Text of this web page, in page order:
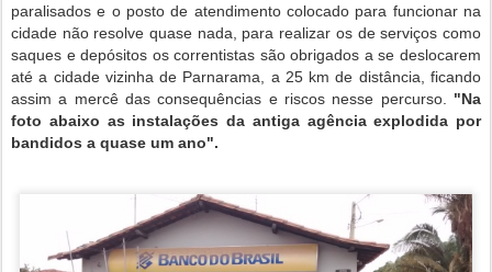
paralisados e o posto de atendimento colocado para funcionar na
cidade não resolve quase nada, para realizar os de serviços como
saques e depósitos os correntistas são obrigados a se deslocarem
até a cidade vizinha de Parnarama, a 25 km de distância, ficando
assim a mercê das consequências e riscos nesse percurso.
"Na
foto abaixo as instalações da antiga agência explodida por
bandidos a quase um ano".